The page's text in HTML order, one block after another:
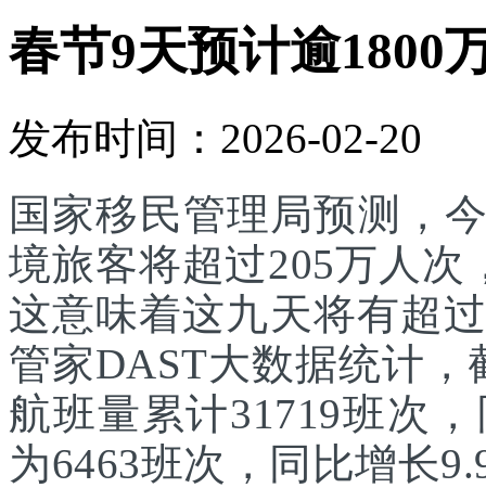
春节9天预计逾1800
发布时间：2026-02-20
国家移民管理局预测，
境旅客将超过205万人次
这意味着这九天将有超
管家DAST大数据统计
航班量累计31719班次
为6463班次，同比增长